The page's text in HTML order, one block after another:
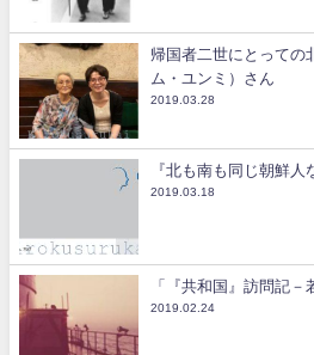
帰国者二世にとって
ム・ユンミ）さん
2019.03.28
『北も南も同じ朝鮮人
2019.03.18
「『共和国』訪問記
2019.02.24